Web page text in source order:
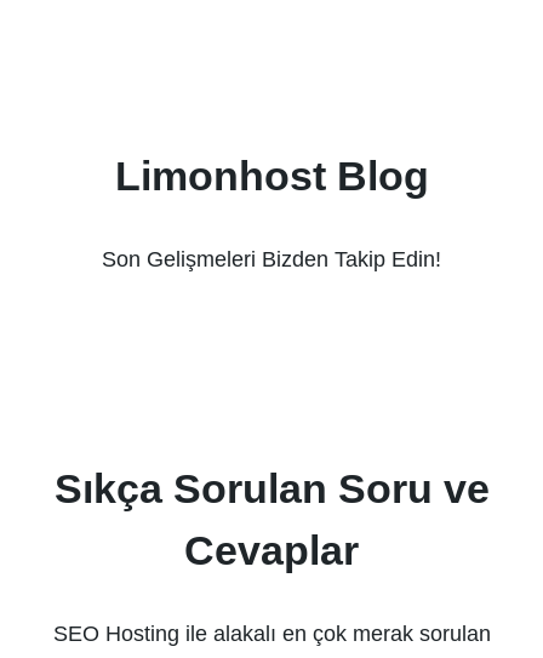
Limonhost Blog
Son Gelişmeleri Bizden Takip Edin!
Sıkça Sorulan Soru ve
Cevaplar
SEO Hosting ile alakalı en çok merak sorulan